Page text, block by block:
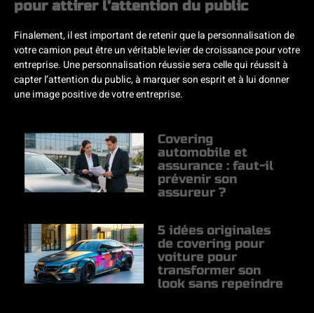
pour attirer l’attention du public
Finalement, il est important de retenir que la personnalisation de
votre camion peut être un véritable levier de croissance pour votre
entreprise. Une personnalisation réussie sera celle qui réussit à
capter l’attention du public, à marquer son esprit et à lui donner
une image positive de votre entreprise.
Covering
automobile et
assurance : faut-il
prévenir son
assureur ?
5 idées originales
de covering pour
voiture pour
transformer son
look sans repeindre